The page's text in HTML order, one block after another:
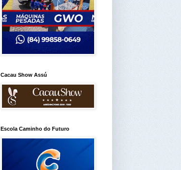
Cacau Show Assú
Escola Caminho do Futuro